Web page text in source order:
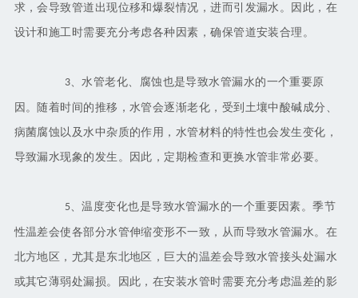
求，会导致管道出现位移和爆裂情况，进而引发漏水。因此，在
设计和施工时需要充分考虑各种因素，确保管道安装合理。
3、水管老化、腐蚀也是导致水管漏水的一个重要原
因。随着时间的推移，水管会逐渐老化，受到土壤中酸碱成分、
病菌腐蚀以及水中杂质的作用，水管材料的特性也会发生变化，
导致漏水现象的发生。因此，定期检查和更换水管非常必要。
5、温度变化也是导致水管漏水的一个重要因素。季节
性温差会使各部分水管伸缩变形不一致，从而导致水管漏水。在
北方地区，尤其是东北地区，巨大的温差会导致水管接头处漏水
或其它薄弱处漏损。因此，在安装水管时需要充分考虑温差的影